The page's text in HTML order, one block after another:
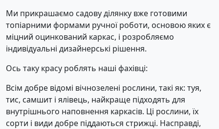
Ми прикрашаємо садову ділянку вже готовими
топіарними формами ручної роботи, основою яких є
міцний оцинкований каркас, і розробляємо
індивідуальні дизайнерські рішення.
Ось таку красу роблять наші фахівці:
Всім добре відомі вічнозелені рослини, такі як: туя,
тис, самшит і ялівець, найкраще підходять для
внутрішнього наповнення каркасів. Ці рослини, їх
сорти і види добре піддаються стрижці. Насправді,